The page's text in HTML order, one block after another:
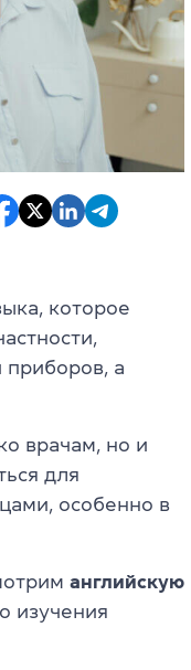
которое
а
врачам, но и
для
особенно в
английскую
изучения